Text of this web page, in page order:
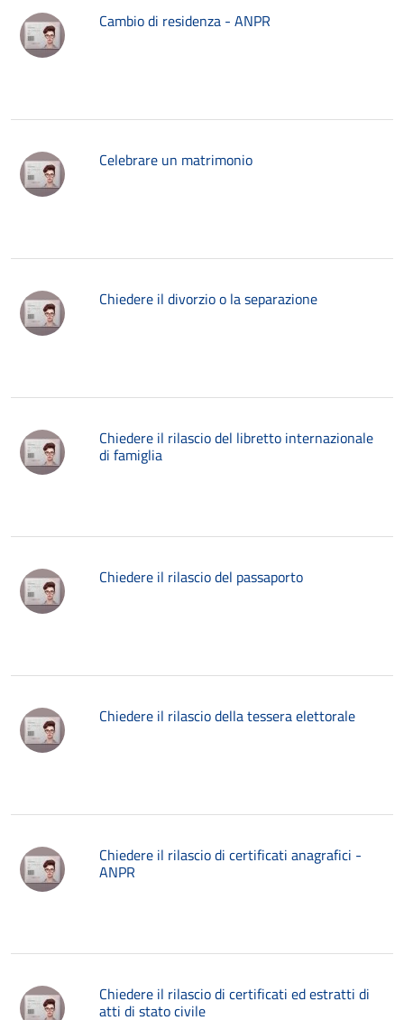
Cambio di residenza - ANPR
Celebrare un matrimonio
Chiedere il divorzio o la separazione
Chiedere il rilascio del libretto internazionale
di famiglia
Chiedere il rilascio del passaporto
Chiedere il rilascio della tessera elettorale
Chiedere il rilascio di certificati anagrafici -
ANPR
Chiedere il rilascio di certificati ed estratti di
atti di stato civile